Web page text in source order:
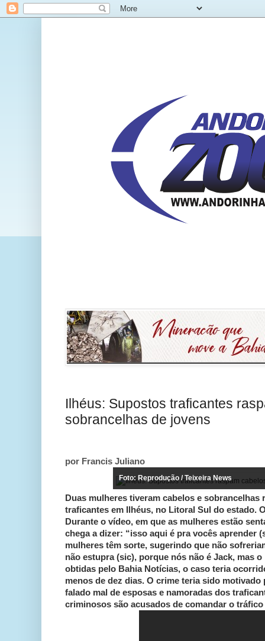
Ilhéus: Supostos traficantes
sobrancelhas de jovens
por Francis Juliano
Foto: Reprodução / Teixeira News
Duas mulheres tiveram cabelos e
traficantes em Ilhéus, no Litoral Sul do estado.
Durante o vídeo, em que as mulheres estão
chega a dizer: “isso aqui é pra vocês aprender
mulheres têm sorte, sugerindo que não
não estupra (sic), porque nós não é Jack, mas
obtidas pelo Bahia Notícias, o caso teria
menos de dez dias. O crime teria sido
falado mal de esposas e namoradas dos
criminosos são acusados de comandar o